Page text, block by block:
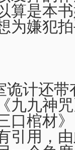
算是本
为嫌犯
计还带
九九神
口棺材
引用，